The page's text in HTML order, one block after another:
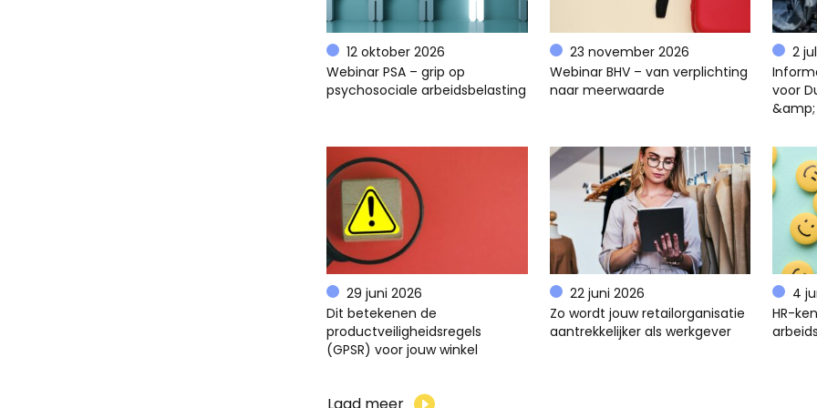
12 oktober 2026
Webinar PSA – grip op
psychosociale arbeidsbelasting
23 november 2026
Webinar BHV – van verplichting
naar meerwaarde
2
voor
29 juni 2026
Dit betekenen de
productveiligheidsregels
(GPSR) voor jouw winkel
22 juni 2026
Zo wordt jouw retailorganisatie
aantrekkelijker als werkgever
4
HR-